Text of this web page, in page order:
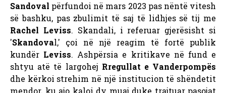
Sandoval përfundoi në mars 2023 pas nëntë vitesh
së bashku, pas zbulimit të saj të lidhjes së tij me
Rachel Leviss. Skandali, i referuar gjerësisht si
'Skandoval,' çoi në një reagim të fortë publik
kundër Leviss. Ashpërsia e kritikave në fund e
shtyu atë të largohej Rregullat e Vanderpompës
dhe kërkoi strehim në një institucion të shëndetit